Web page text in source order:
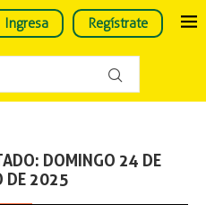
Ingresa Regístrate
DOMINGO 24 DE
DE 2025